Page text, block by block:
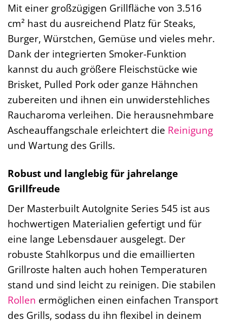
Mit einer großzügigen Grillfläche von 3.516
cm² hast du ausreichend Platz für Steaks,
Burger, Würstchen, Gemüse und vieles mehr.
Dank der integrierten Smoker-Funktion
kannst du auch größere Fleischstücke wie
Brisket, Pulled Pork oder ganze Hähnchen
zubereiten und ihnen ein unwiderstehliches
Raucharoma verleihen. Die herausnehmbare
Ascheauffangschale erleichtert die Reinigung
und Wartung des Grills.
Robust und langlebig für jahrelange
Grillfreude
Der Masterbuilt AutoIgnite Series 545 ist aus
hochwertigen Materialien gefertigt und für
eine lange Lebensdauer ausgelegt. Der
robuste Stahlkorpus und die emaillierten
Grillroste halten auch hohen Temperaturen
stand und sind leicht zu reinigen. Die stabilen
Rollen ermöglichen einen einfachen Transport
des Grills, sodass du ihn flexibel in deinem